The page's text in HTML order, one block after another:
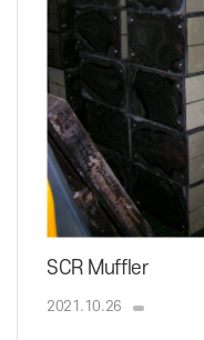
SCR Muffler
2021.10.26